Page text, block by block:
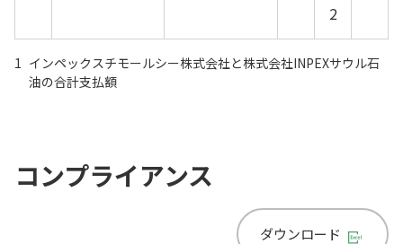
2
1 インペックスチモールシー株式会社と株式会社INPEXサウル石
油の合計支払額
コンプライアンス
ダウンロード